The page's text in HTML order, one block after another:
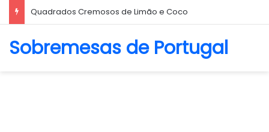
Biscoito Amanteigado
Sobremesas de Portugal